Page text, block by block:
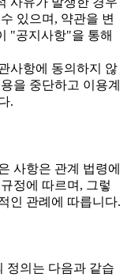
있으며, 약관을 변
"공지사항"을 통해
사항에 동의하지 않
을 중단하고 이용계
.
사항은 관계 법령에
정에 따르며, 그렇
인 관례에 따릅니다.
정의는 다음과 같습